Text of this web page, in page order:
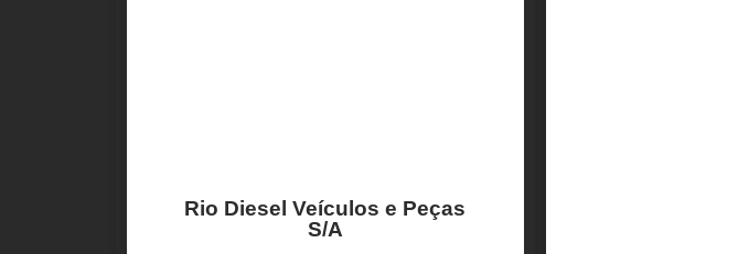
Rio Diesel Veículos e Peças
S/A